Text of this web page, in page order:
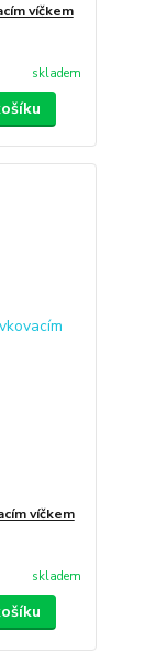
víčkem
skladem
víčkem
skladem